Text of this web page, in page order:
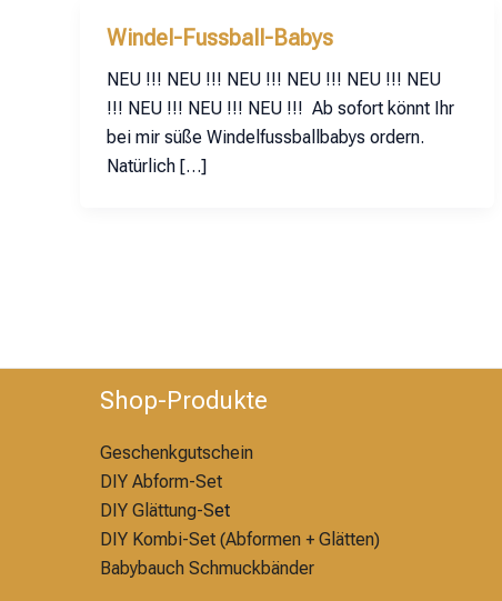
Windel-Fussball-Babys
NEU !!! NEU !!! NEU !!! NEU !!! NEU !!! NEU
!!! NEU !!! NEU !!! NEU !!! Ab sofort könnt Ihr
bei mir süße Windelfussballbabys ordern.
Natürlich […]
Shop-Produkte
Geschenkgutschein
DIY Abform-Set
DIY Glättung-Set
DIY Kombi-Set (Abformen + Glätten)
Babybauch Schmuckbänder